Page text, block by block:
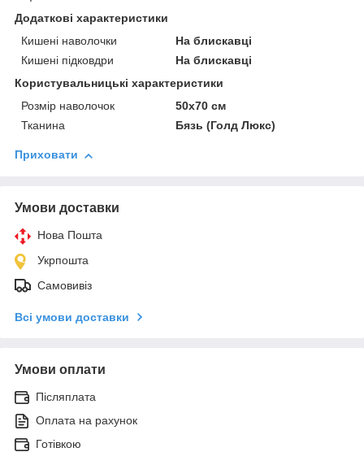
Додаткові характеристики
Кишені наволочки
На блискавці
Кишені підковдри
На блискавці
Користувальницькі характеристики
Розмір наволочок
50х70 см
Тканина
Бязь (Голд Люкс)
Приховати
Умови доставки
Нова Пошта
Укрпошта
Самовивіз
Всі умови доставки
Умови оплати
Післяплата
Оплата на рахунок
Готівкою